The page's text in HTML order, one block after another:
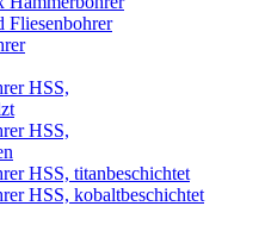
Fliesenbohrer
HSS,
HSS,
HSS, titanbeschichtet
HSS, kobaltbeschichtet